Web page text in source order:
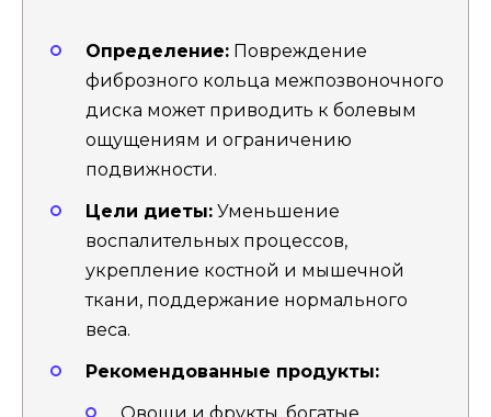
Определение: Повреждение
фиброзного кольца межпозвоночного
диска может приводить к болевым
ощущениям и ограничению
подвижности.
Цели диеты: Уменьшение
воспалительных процессов,
укрепление костной и мышечной
ткани, поддержание нормального
веса.
Рекомендованные продукты: